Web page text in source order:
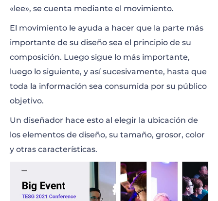
«lee», se cuenta mediante el movimiento.
El movimiento le ayuda a hacer que la parte más
importante de su diseño sea el principio de su
composición. Luego sigue lo más importante,
luego lo siguiente, y así sucesivamente, hasta que
toda la información sea consumida por su público
objetivo.
Un diseñador hace esto al elegir la ubicación de
los elementos de diseño, su tamaño, grosor, color
y otras características.